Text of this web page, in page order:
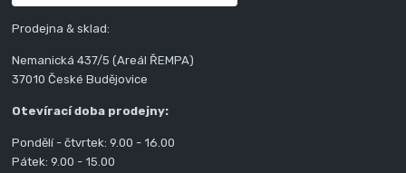
Prodejna & sklad:
Nemanická 437/5 (Areál ŘEMPA)
37010 České Budějovice
Otevírací doba prodejny:
Pondělí - čtvrtek: 9.00 - 16.00
Pátek: 9.00 - 15.00